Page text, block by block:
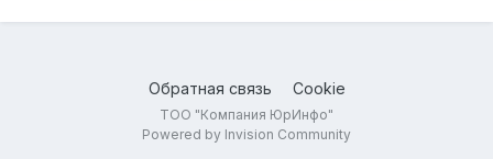
Обратная связь Cookie
ТОО "Компания ЮрИнфо"
Powered by Invision Community